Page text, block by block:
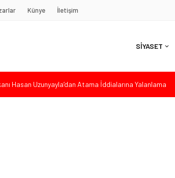
Künye İletişim
SİYASET
Hasan Uzunyayla’dan Atama İddialarına Yalanlama
Çekmeköy’de Gençlik Merkezi’nin temeli atıldı